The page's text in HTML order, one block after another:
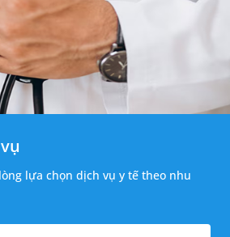
lựa chọn dịch vụ y tế theo nhu